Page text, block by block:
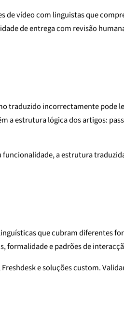
de vídeo com linguistas que
de entrega com revisão
traduzido incorrectamente pode
a estrutura lógica dos artigos:
a estrutura
que cubram diferentes
formalidade e padrões de
e soluções custom.